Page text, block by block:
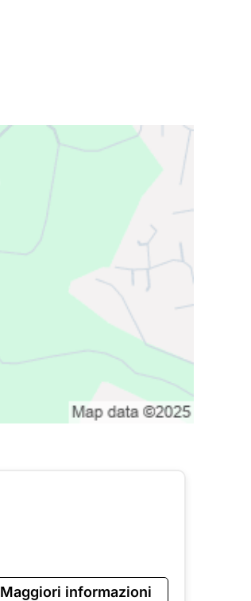
Maggiori informazioni